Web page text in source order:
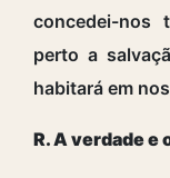
concedei-nos
perto a
habitará em
R. A verdade e